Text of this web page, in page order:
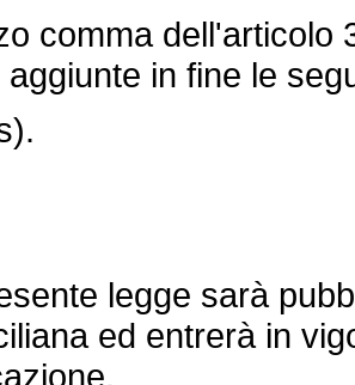
comma dell'articolo
aggiunte in fine le
legge sarà
ed entrerà in